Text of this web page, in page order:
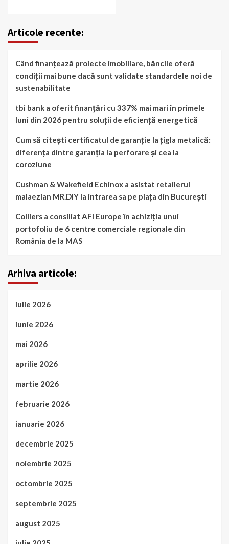
Articole recente:
Când finanțează proiecte imobiliare, băncile oferă
condiții mai bune dacă sunt validate standardele noi de
sustenabilitate
tbi bank a oferit finanțări cu 337% mai mari în primele
luni din 2026 pentru soluții de eficiență energetică
Cum să citești certificatul de garanție la țigla metalică:
diferența dintre garanția la perforare și cea la
coroziune
Cushman & Wakefield Echinox a asistat retailerul
malaezian MR.DIY la intrarea sa pe piața din București
Colliers a consiliat AFI Europe în achiziția unui
portofoliu de 6 centre comerciale regionale din
România de la MAS
Arhiva articole:
iulie 2026
iunie 2026
mai 2026
aprilie 2026
martie 2026
februarie 2026
ianuarie 2026
decembrie 2025
noiembrie 2025
octombrie 2025
septembrie 2025
august 2025